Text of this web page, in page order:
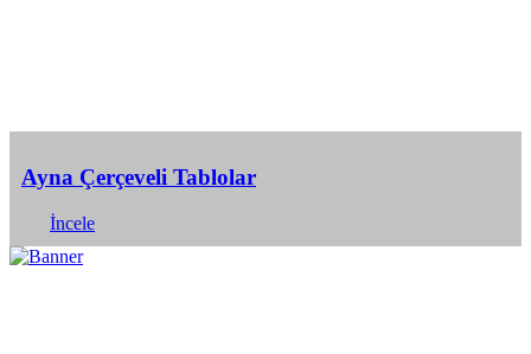
Ayna Çerçeveli Tablolar
İncele